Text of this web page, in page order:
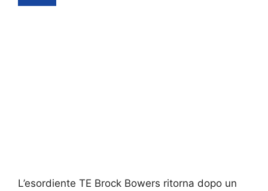
L’esordiente TE Brock Bowers ritorna dopo un